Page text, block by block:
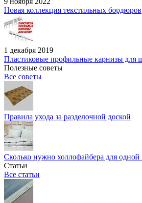
Новая коллекция текстильных бордюров
1 декабря 2019
Пластиковые профильные карнизы для
Полезные советы
Все советы
Правила ухода за разделочной доской
Сколько нужно холлофайбера для
Статьи
Все статьи